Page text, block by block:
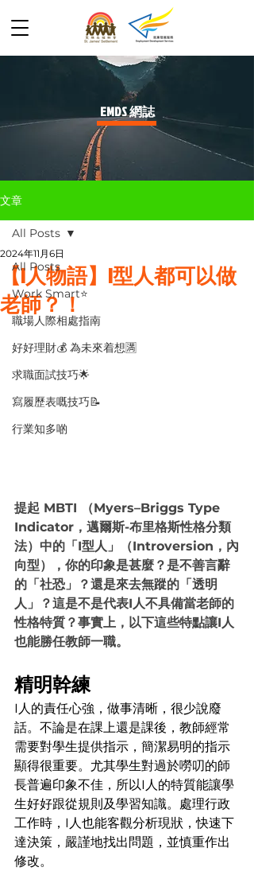
​EMDS 網誌
文章
All Posts
Work Smart⭐️
職場人際相處指南
好好理財💰 為未來着想🈵
求職面試技巧🌟
寫履歷表嘅技巧📝
行業知多啲
All Posts
【I人物語】I型人都可以做
老師？！
2024年11月6日
提起 MBTI （Myers–Briggs Type
Indicator，邁爾斯-布里格斯性格分類
法）中的「I型人」（Introversion，內
向型），你的印象是甚麼？是不善言辭
的「社恐」？還是來去無蹤的「透明
人」？這是不是代表I人不具備當老師的
性格特質？事實上，以下這些特點讓I人
也能勝任教師一職。
精明幹練
I人的責任心強，做事清晰，很少說廢
話。不論是在課上還是課後，教師經常
需要對學生提供指示，簡潔易明的指示
顯得很重要。尤其學生對過於嘮叨的師
長普遍印象不佳，所以I人的特質能讓學
生好好跟從規則及學習知識。處理行政
工作時，I人也能客觀分析現狀，快速下
達決策，嚴謹地找出問題，並慎重作出
修改。